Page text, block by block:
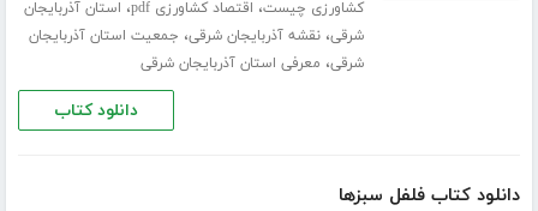
کشاورزی چیست، اقتصاد کشاورزی pdf ، استان آذربایجان
شرقی،نقشه آذربایجان شرقی، جمعیت استان آذربایجان
شرقی، معرفی استان آذربایجان شرقی
دانلود کتاب
دانلود کتاب فلفل سبزها